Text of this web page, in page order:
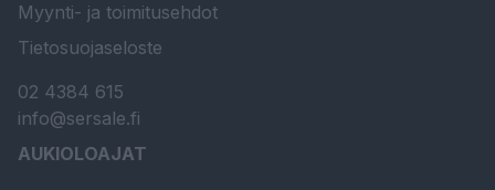
Myynti- ja toimitusehdot
Tietosuojaseloste
02 4384 615
info@sersale.fi
AUKIOLOAJAT